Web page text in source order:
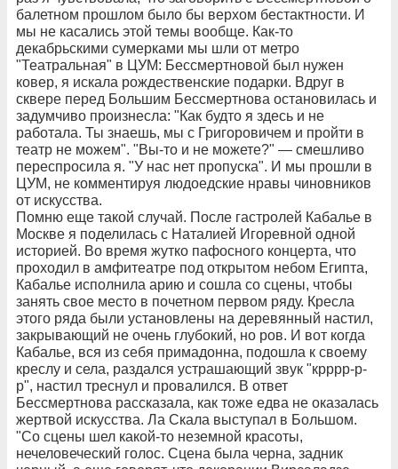
балетном прошлом было бы верхом бестактности. И
мы не касались этой темы вообще. Как-то
декабрьскими сумерками мы шли от метро
"Театральная" в ЦУМ: Бессмертновой был нужен
ковер, я искала рождественские подарки. Вдруг в
сквере перед Большим Бессмертнова остановилась и
задумчиво произнесла: "Как будто я здесь и не
работала. Ты знаешь, мы с Григоровичем и пройти в
театр не можем". "Вы-то и не можете?" — смешливо
переспросила я. "У нас нет пропуска". И мы прошли в
ЦУМ, не комментируя людоедские нравы чиновников
от искусства.
Помню еще такой случай. После гастролей Кабалье в
Москве я поделилась с Наталией Игоревной одной
историей. Во время жутко пафосного концерта, что
проходил в амфитеатре под открытом небом Египта,
Кабалье исполнила арию и сошла со сцены, чтобы
занять свое место в почетном первом ряду. Кресла
этого ряда были установлены на деревянный настил,
закрывающий не очень глубокий, но ров. И вот когда
Кабалье, вся из себя примадонна, подошла к своему
креслу и села, раздался устрашающий звук "крррр-р-
р", настил треснул и провалился. В ответ
Бессмертнова рассказала, как тоже едва не оказалась
жертвой искусства. Ла Скала выступал в Большом.
"Со сцены шел какой-то неземной красоты,
нечеловеческий голос. Сцена была черна, задник